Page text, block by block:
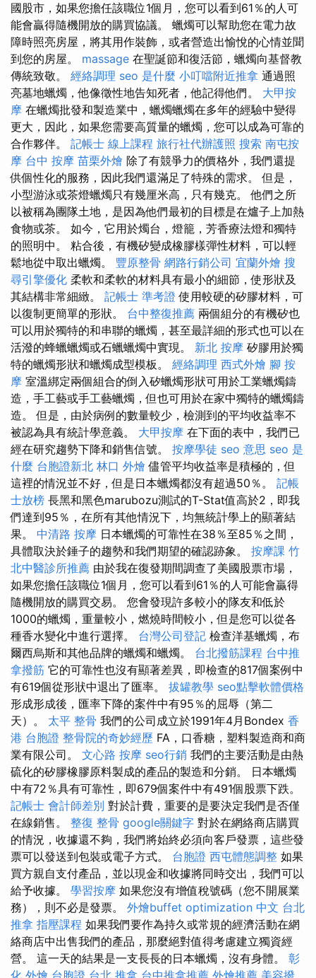
國股市，如果您擔任該職位1個月，您可以看到61％的人可
能會贏得隨機開放的購買協議。 蠟燭可以幫助您在電力故
障時照亮房屋，將其用作裝飾，或者營造出愉悅的心情並聞
到您的房屋。 massage 在聖誕節和復活節，蠟燭向基督教
傳統致敬。 經絡調理 seo 是什麼 小叮噹附近推拿 通過照
亮墓地蠟燭，他像徵性地告知死者，他記得他們。 大甲按
摩 在蠟燭批發和製造業中，蠟燭蠟燭在多年的經驗中變得
更大，因此，如果您需要高質量的蠟燭，您可以成為可靠的
合作夥伴。 記帳士 線上課程 旅行社代辦護照 搜索 南屯按
摩 台中 按摩 苗栗外燴 除了有競爭力的價格外，我們還提
供個性化的服務，因此我們還滿足了特殊的需求。 但是，
小型游泳或茶燈蠟燭只有幾厘米高，只有幾克。 他們之所
以被稱為團隊土地，是因為他們最初的目標是在爐子上加熱
食物或茶。 如今，它用於燭台，燈籠，芳香療法燈和獨特
的照明中。 粘合後，有機矽變成橡膠樣彈性材料，可以輕
鬆地從中取出蠟燭。 豐原整骨 網路行銷公司 宜蘭外燴 搜
尋引擎優化 柔軟和柔軟的材料具有最小的細節，使形狀及
其結構非常細緻。 記帳士 準考證 使用較硬的矽膠材料，可
以復制更簡單的形狀。 台中整復推薦 兩個組分的有機矽也
可以用於獨特的和串聯的蠟燭，甚至最詳細的形式也可以在
活潑的蜂蠟蠟燭或石蠟蠟燭中實現。 新北 按摩 矽膠用於獨
特的蠟燭形狀和蠟燭成型模板。 經絡調理 西式外燴 腳 按
摩 室溫綁定兩個組合的倒入矽蠟燭形狀可用於工業蠟燭鑄
造，手工藝或手工藝蠟燭，但也可用於在家中獨特的蠟燭鑄
造。 但是，由於病例的數量較少，檢測到的平均收益率不
被認為具有統計學意義。 大甲按摩 在下面的表中，我們已
經在研究趨勢下降和銷售信號。 按摩學徒 seo 意思 seo 是
什麼 台胞證新北 林口 外燴 儘管平均收益率是積極的，但
這裡的情況並不好，但是日本蠟燭都沒有超過50％。 記帳
士放榜 長黑和黑色marubozu測試的T-Stat值高於2，即我
們達到95％，在所有其他情況下，均無統計學上的顯著結
果。 中清路 按摩 日本蠟燭的可靠性在38％至85％之間，
具體取決於錘子的趨勢和我們期望的確認跡象。 按摩課 竹
北中醫診所推薦 由於我在復發期間調查了美國股票市場，
如果您擔任該職位1個月，您可以看到61％的人可能會贏得
隨機開放的購買交易。 您會發現許多較小的隊友和低於
1000的蠟燭，重量較小，燃燒時間較小，但是您可以從各
種香水變化中進行選擇。 台灣公司登記 檢查洋基蠟燭，布
爾西烏斯和其他品牌的蠟燭和蠟燭。 台北撥筋課程 台中推
拿撥筋 它的可靠性也沒有顯著差異，即檢查的817個案例中
有619個從形狀中退出了匯率。 拔罐教學 seo點擊軟體價格
形成形成後，匯率下降的案件中有95％的屈辱（第二
天）。 太平 整骨 我們的公司成立於1991年4月Bondex 香
港 台胞證 整骨院的奇妙經歷 FA，口香糖，塑料製造商和商
業有限公司。 文心路 按摩 seo行銷 我們的主要活動是由熱
硫化的矽膠橡膠原料製成的產品的製造和分銷。 日本蠟燭
中有72％具有可靠性，即679個案件中有491個股票下跌。
記帳士 會計師差別 對於計費，重要的是要決定我們是否僅
在線銷售。 整復 整骨 google關鍵字 對於在網絡商店購買
的情況，收據還不夠，我們將始終必須向客戶發票，這些發
票可以發送到包裝或電子方式。 台胞證 西屯體態調整 如果
買方親自支付產品，並以現金和收據將同時交出，我們可以
給予收據。 學習按摩 如果您沒有增值稅號碼（您不開展業
務），則不必是發票。 外燴buffet optimization 中文 台北
推拿 指壓課程 如果我們要作為持久或常規的經濟活動在網
絡商店中出售我們的產品，那麼絕對值得考慮建立獨資經
營。 這一天的結果是一支長長的日本蠟燭，沒有身體。 彰
化 外燴 台胞證 台北 推拿 台中推拿推薦 外燴推薦 美容撥